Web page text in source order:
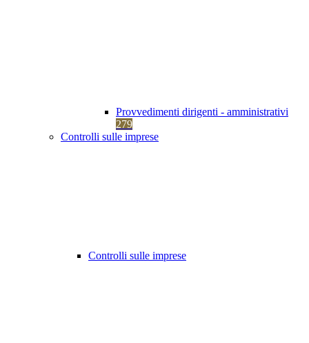
Provvedimenti dirigenti - amministrativi
279
Controlli sulle imprese
Controlli sulle imprese